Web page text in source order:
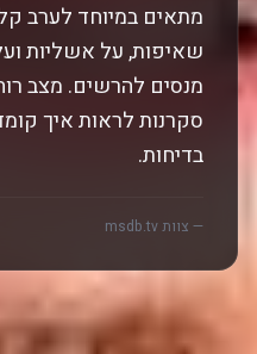
מתאים במיוחד לערב
שאיפות, על אשליות
מנסים להרשים. מצב
סקרנות לראות איך
בדיחות.
— צוות msdb.tv